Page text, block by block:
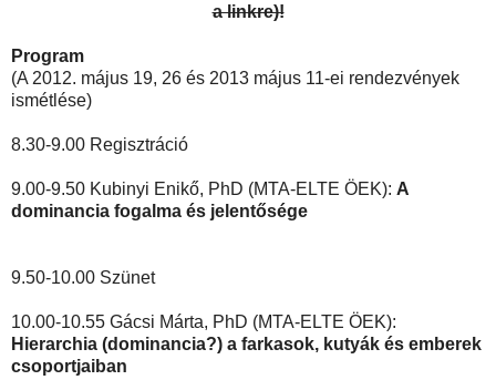
a linkre)!
Program
(A 2012. május 19, 26 és 2013 május 11-ei rendezvények
ismétlése)
8.30-9.00 Regisztráció
9.00-9.50 Kubinyi Enikő, PhD (MTA-ELTE ÖEK): A
dominancia fogalma és jelentősége
9.50-10.00 Szünet
10.00-10.55 Gácsi Márta, PhD (MTA-ELTE ÖEK):
Hierarchia (dominancia?) a farkasok, kutyák és emberek
csoportjaiban